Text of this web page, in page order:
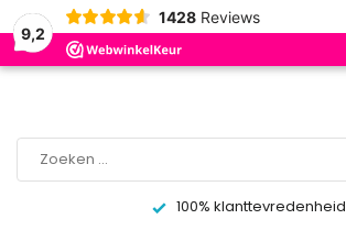
9,2
1428 Reviews
100% klanttevredenheid